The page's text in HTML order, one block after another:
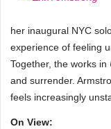
her inaugural NYC
experience of feeling
Together, the works in
and surrender.
feels increasingly
On View: